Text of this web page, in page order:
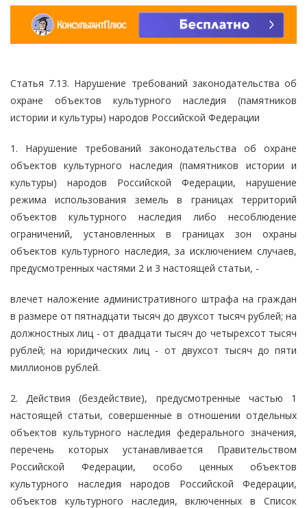
Статья 7.13. Нарушение требований законодательства об
охране объектов культурного наследия (памятников
истории и культуры) народов Российской Федерации
1. Нарушение требований законодательства об охране
объектов культурного наследия (памятников истории и
культуры) народов Российской Федерации, нарушение
режима использования земель в границах территорий
объектов культурного наследия либо несоблюдение
ограничений, установленных в границах зон охраны
объектов культурного наследия, за исключением случаев,
предусмотренных частями 2 и 3 настоящей статьи, -
влечет наложение административного штрафа на граждан
в размере от пятнадцати тысяч до двухсот тысяч рублей; на
должностных лиц - от двадцати тысяч до четырехсот тысяч
рублей; на юридических лиц - от двухсот тысяч до пяти
миллионов рублей.
2. Действия (бездействие), предусмотренные частью 1
настоящей статьи, совершенные в отношении отдельных
объектов культурного наследия федерального значения,
перечень которых устанавливается Правительством
Российской Федерации, особо ценных объектов
культурного наследия народов Российской Федерации,
объектов культурного наследия, включенных в Список